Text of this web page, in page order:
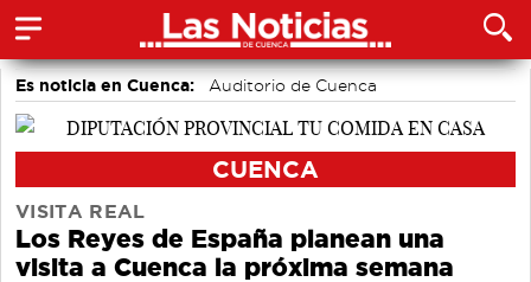
Es noticia en Cuenca: Auditorio de Cuenca
CUENCA
VISITA REAL
Los Reyes de España planean una
visita a Cuenca la próxima semana